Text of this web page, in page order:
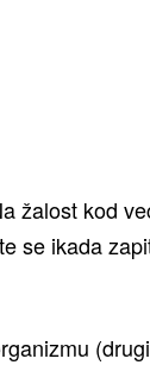
žalost kod
se ikada